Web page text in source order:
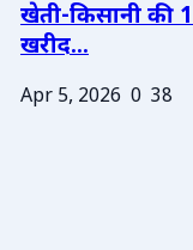
खेती-किसानी की
खरीद...
Apr 5, 2026 0 38